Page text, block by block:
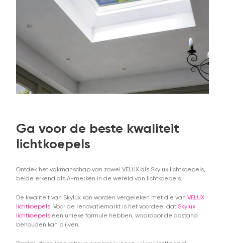
Ga voor de beste kwaliteit
lichtkoepels
Ontdek het vakmanschap van zowel VELUX als Skylux lichtkoepels,
beide erkend als A-merken in de wereld van lichtkoepels.
De kwaliteit van Skylux kan worden vergeleken met die van VELUX
lichtkoepels. Voor de renovatiemarkt is het voordeel dat Skylux
lichtkoepels een unieke formule hebben, waardoor de opstand
behouden kan blijven.